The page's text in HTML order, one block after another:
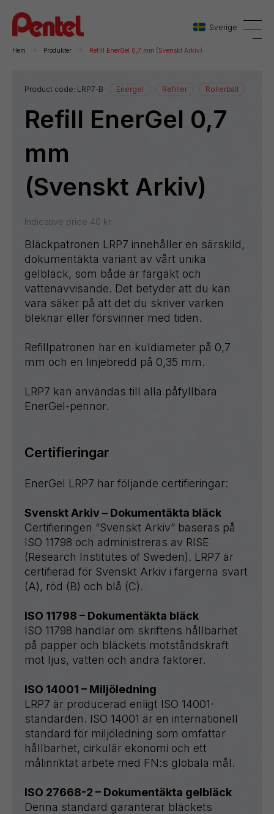
Sverige
Danmark
Sverige
Hem Produkter Refill EnerGel 0,7 mm (Svenskt Arkiv)
Product code: LRP7-B Energel Refiller Rollerball
Refill EnerGel 0,7
mm
(Svenskt Arkiv)
Indicative price 40 kr
Bläckpatronen LRP7 innehåller en särskild,
dokumentäkta variant av vårt unika
gelbläck, som både är färgäkt och
vattenavvisande. Det betyder att du kan
vara säker på att det du skriver varken
bleknar eller försvinner med tiden.
Refillpatronen har en kuldiameter på 0,7
mm och en linjebredd på 0,35 mm.
LRP7 kan användas till alla påfyllbara
EnerGel-pennor.
Certifieringar
EnerGel LRP7 har följande certifieringar:
Svenskt Arkiv – Dokumentäkta bläck
Certifieringen “Svenskt Arkiv” baseras på
ISO 11798 och administreras av RISE
(Research Institutes of Sweden). LRP7 är
certifierad för Svenskt Arkiv i färgerna svart
(A), röd (B) och blå (C).
ISO 11798 – Dokumentäkta bläck
ISO 11798 handlar om skriftens hållbarhet
på papper och bläckets motståndskraft
mot ljus, vatten och andra faktorer.
ISO 14001 – Miljöledning
LRP7 är producerad enligt ISO 14001-
standarden. ISO 14001 är en internationell
standard för miljöledning som omfattar
hållbarhet, cirkulär ekonomi och ett
målinriktat arbete med FN:s globala mål.
ISO 27668-2 – Dokumentäkta gelbläck
Denna standard garanterar bläckets